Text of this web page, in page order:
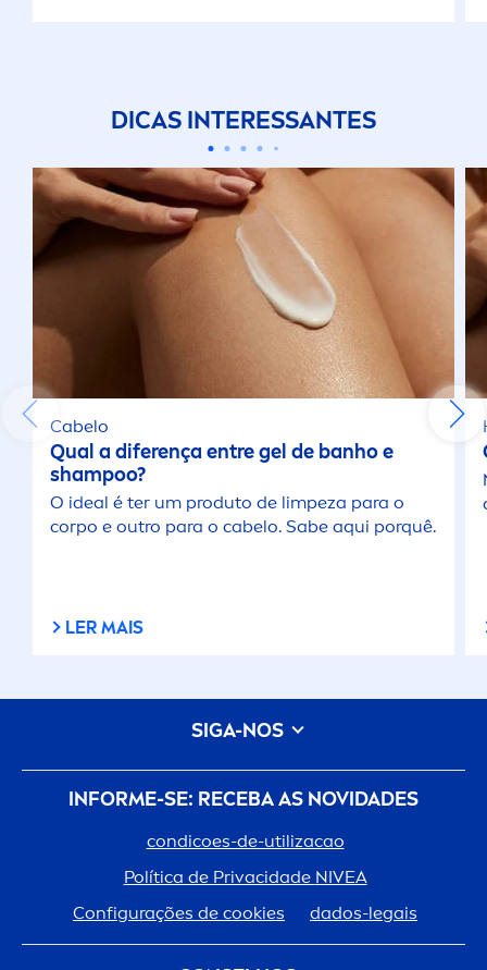
DICAS INTERESSANTES
Cabelo
Qual a diferença entre gel de banho e
shampoo?
O ideal é ter um produto de limpeza para o
corpo e outro para o cabelo. Sabe aqui porquê.
LER MAIS
INFORME-SE: RECEBA AS NOVIDADES
condicoes-de-utilizacao
Política de Privacidade NIVEA
Configurações de cookies
dados-legais
SIGA-NOS